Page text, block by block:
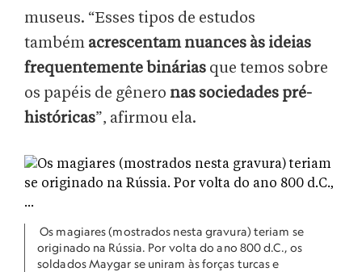
museus. “Esses tipos de estudos
também acrescentam nuances às ideias
frequentemente binárias que temos sobre
os papéis de gênero nas sociedades pré-
históricas”, afirmou ela.
Os magiares (mostrados nesta gravura) teriam se
originado na Rússia. Por volta do ano 800 d.C., os
soldados Maygar se uniram às forças turcas e